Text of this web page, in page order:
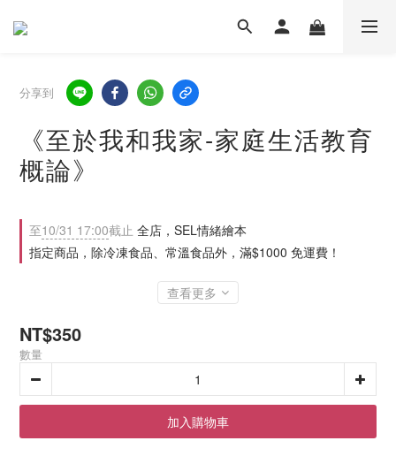
分享到
《至於我和我家-家庭生活教育
概論》
至10/31 17:00截止 全店，SEL情緒繪本
指定商品，除冷凍食品、常溫食品外，滿$1000 免運費！
查看更多
NT$350
數量
加入購物車